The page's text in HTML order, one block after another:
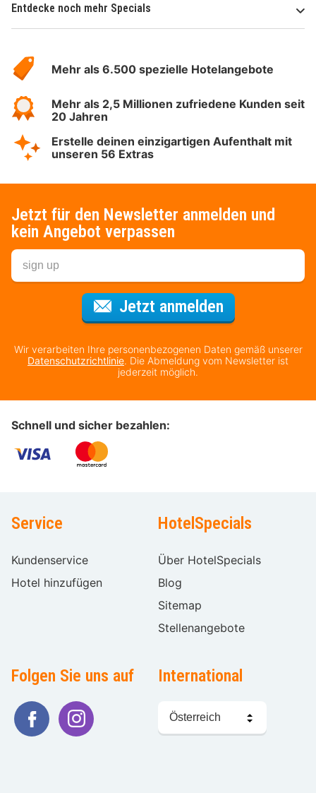
Entdecke noch mehr Specials
Hotelspecials
Mehr als 6.500 spezielle Hotelangebote
Mehr als 2,5 Millionen zufriedene Kunden seit
20 Jahren
Erstelle deinen einzigartigen Aufenthalt mit
unseren 56 Extras
Jetzt für den Newsletter anmelden und
kein Angebot verpassen
Jetzt anmeldenFür den
Wir verarbeiten Ihre personenbezogenen Daten gemäß unserer
Datenschutzrichtlinie. Die Abmeldung vom Newsletter ist
jederzeit möglich.
Schnell und sicher bezahlen:
Service
Kundenservice
Hotel hinzufügen
HotelSpecials
Über HotelSpecials
Blog
Sitemap
Stellenangebote
Folgen Sie uns auf International
Sprache
wählen